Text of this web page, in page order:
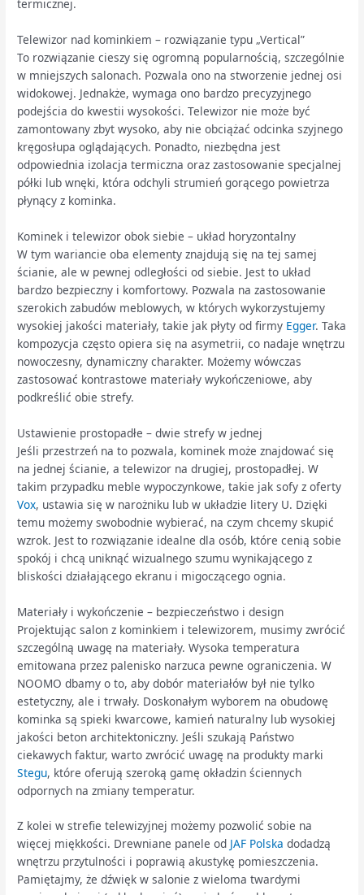
termicznej.
Telewizor nad kominkiem – rozwiązanie typu „Vertical”
To rozwiązanie cieszy się ogromną popularnością, szczególnie
w mniejszych salonach. Pozwala ono na stworzenie jednej osi
widokowej. Jednakże, wymaga ono bardzo precyzyjnego
podejścia do kwestii wysokości. Telewizor nie może być
zamontowany zbyt wysoko, aby nie obciążać odcinka szyjnego
kręgosłupa oglądających. Ponadto, niezbędna jest
odpowiednia izolacja termiczna oraz zastosowanie specjalnej
półki lub wnęki, która odchyli strumień gorącego powietrza
płynący z kominka.
Kominek i telewizor obok siebie – układ horyzontalny
W tym wariancie oba elementy znajdują się na tej samej
ścianie, ale w pewnej odległości od siebie. Jest to układ
bardzo bezpieczny i komfortowy. Pozwala na zastosowanie
szerokich zabudów meblowych, w których wykorzystujemy
wysokiej jakości materiały, takie jak płyty od firmy Egger. Taka
kompozycja często opiera się na asymetrii, co nadaje wnętrzu
nowoczesny, dynamiczny charakter. Możemy wówczas
zastosować kontrastowe materiały wykończeniowe, aby
podkreślić obie strefy.
Ustawienie prostopadłe – dwie strefy w jednej
Jeśli przestrzeń na to pozwala, kominek może znajdować się
na jednej ścianie, a telewizor na drugiej, prostopadłej. W
takim przypadku meble wypoczynkowe, takie jak sofy z oferty
Vox, ustawia się w narożniku lub w układzie litery U. Dzięki
temu możemy swobodnie wybierać, na czym chcemy skupić
wzrok. Jest to rozwiązanie idealne dla osób, które cenią sobie
spokój i chcą uniknąć wizualnego szumu wynikającego z
bliskości działającego ekranu i migoczącego ognia.
Materiały i wykończenie – bezpieczeństwo i design
Projektując salon z kominkiem i telewizorem, musimy zwrócić
szczególną uwagę na materiały. Wysoka temperatura
emitowana przez palenisko narzuca pewne ograniczenia. W
NOOMO dbamy o to, aby dobór materiałów był nie tylko
estetyczny, ale i trwały. Doskonałym wyborem na obudowę
kominka są spieki kwarcowe, kamień naturalny lub wysokiej
jakości beton architektoniczny. Jeśli szukają Państwo
ciekawych faktur, warto zwrócić uwagę na produkty marki
Stegu, które oferują szeroką gamę okładzin ściennych
odpornych na zmiany temperatur.
Z kolei w strefie telewizyjnej możemy pozwolić sobie na
więcej miękkości. Drewniane panele od JAF Polska dodadzą
wnętrzu przytulności i poprawią akustykę pomieszczenia.
Pamiętajmy, że dźwięk w salonie z wieloma twardymi